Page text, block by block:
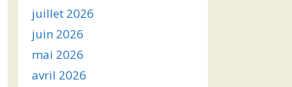
juillet 2026
juin 2026
mai 2026
avril 2026